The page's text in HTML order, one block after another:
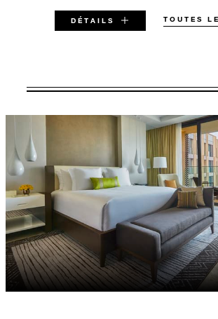
DÉTAILS TOUTES
OFFRE VALABLE
7 AOÛT 2026 – 31
Offres soumises à
réservation. Non valables à
D’autres restrictions peuvent
SÉJOUR MINIMUM :